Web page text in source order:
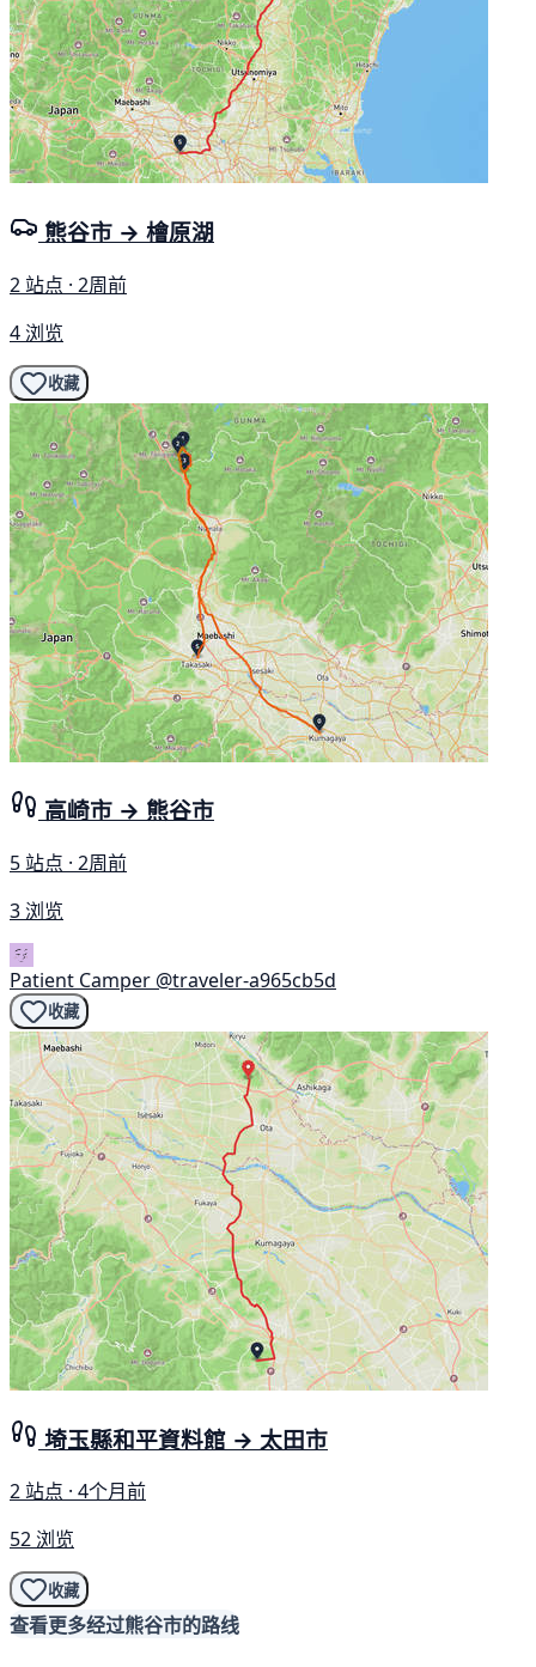
熊谷市 → 檜原湖
2 站点 · 2周前
4 浏览
收藏
高崎市 → 熊谷市
5 站点 · 2周前
3 浏览
Patient Camper @traveler-a965cb5d
收藏
埼玉縣和平資料館 → 太田市
2 站点 · 4个月前
52 浏览
收藏
查看更多经过熊谷市的路线